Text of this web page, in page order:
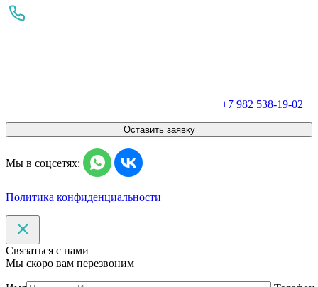
+7 982 538-19-02
Оставить заявку
Мы в соцсетях:
Политика конфиденциальности
Связаться с нами
Мы скоро вам перезвоним